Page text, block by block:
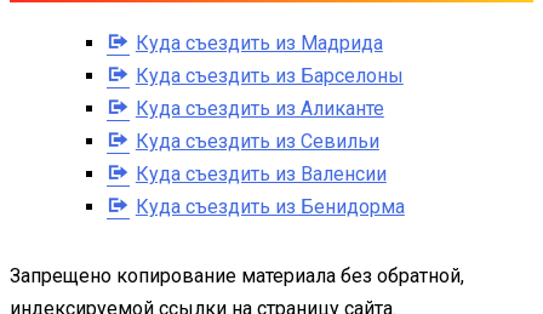
Куда съездить из Мадрида
Куда съездить из Барселоны
Куда съездить из Аликанте
Куда съездить из Севильи
Куда съездить из Валенсии
Куда съездить из Бенидорма
Запрещено копирование материала без обратной,
индексируемой ссылки на страницу сайта.